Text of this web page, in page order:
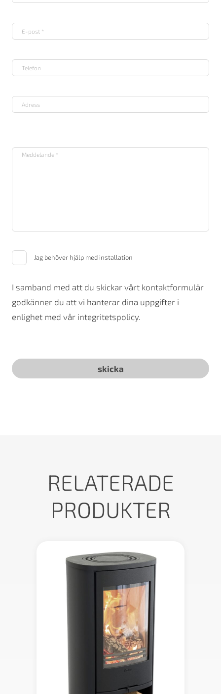
Jag behöver hjälp med installation
I samband med att du skickar vårt kontaktformulär
godkänner du att vi hanterar dina uppgifter i
enlighet med vår integritetspolicy.
RELATERADE
PRODUKTER